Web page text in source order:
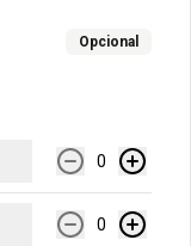
Opcional
0
0